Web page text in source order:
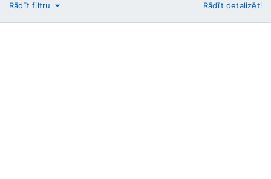
No
Rādīt filtru Rādīt detalizēti